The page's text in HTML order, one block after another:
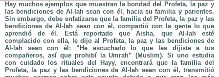
Hay muchos ejemplos que muestran la bondad del Profeta, la paz y
las bendiciones de Al-lah sean con él, hacia su familia y parientes.
Sin embargo, debe enfatizarse que la familia del Profeta, la paz y las
bendiciones de Al-lah sean con él, compartió con la gente lo que
aprendió de él. Está reportado que Aisha, que Al-lah esté
complacido con ella, le dijo al Profeta, la paz y las bendiciones de
Al-lah sean con él: “He escuchado lo que les dijiste a tus
compañeros, así que prohibí la Umrah” (Muslim). Si uno estudia
con cuidado los rituales del Hayy, encontrará que la familia del
Profeta, la paz y las bendiciones de Al-lah sean con él, transmitió